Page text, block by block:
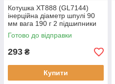
Котушка XT888 (GL7144)
інерційна діаметр шпулі 90
мм вага 190 г 2 підшипники
метал алюміній
Готово до відправки
293 ₴
Купити